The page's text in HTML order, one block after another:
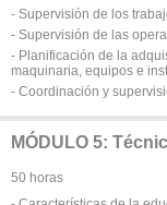
- Supervisión de los
- Supervisión de las
- Planificación de la
maquinaria, equipos e
- Coordinación y
MÓDULO 5:
50 horas